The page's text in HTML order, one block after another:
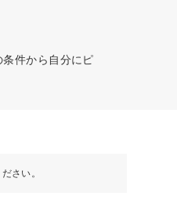
件から自分にピ
さい。